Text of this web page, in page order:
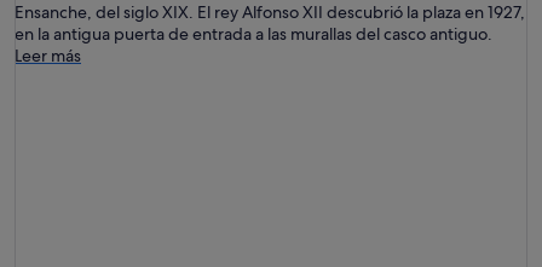
Ensanche, del siglo XIX. El rey Alfonso XII descubrió la plaza en 1927,
en la antigua puerta de entrada a las murallas del casco antiguo.
Leer más